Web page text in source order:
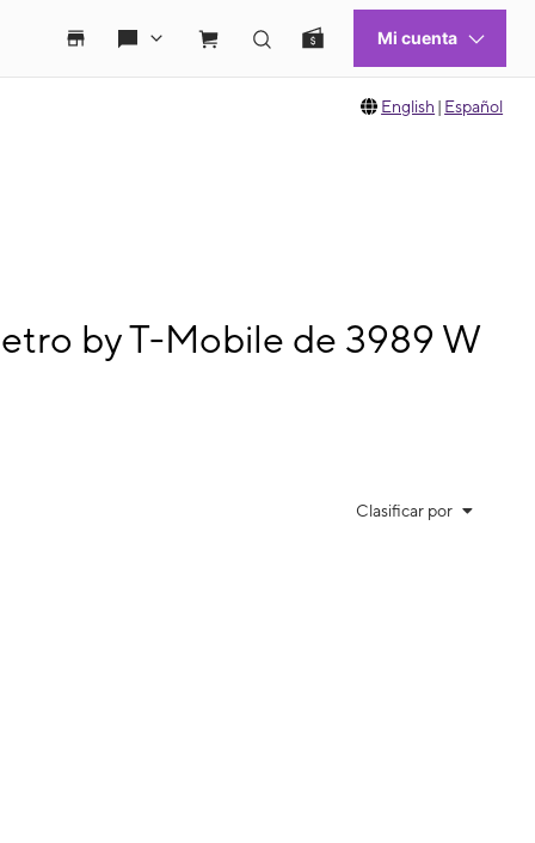
English | Español
by T-Mobile de 3989 W
Clasificar por